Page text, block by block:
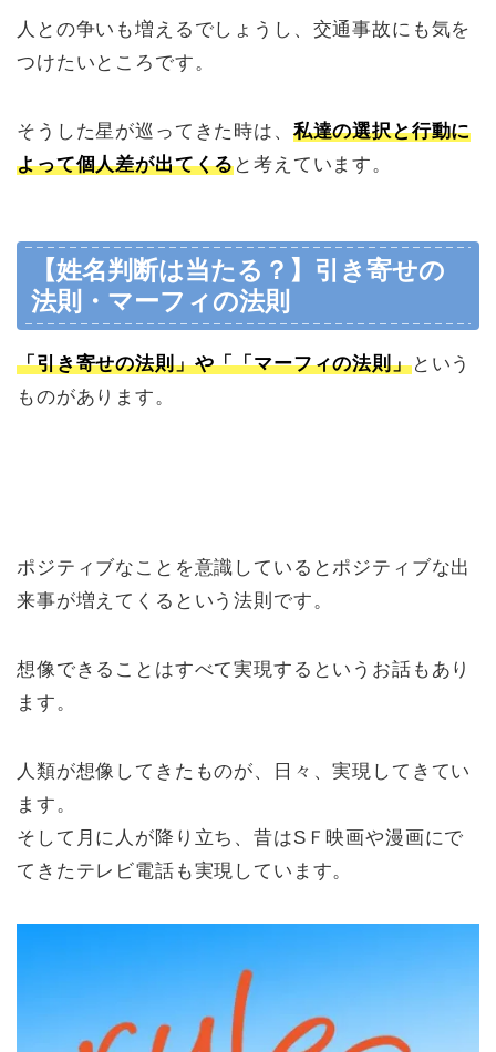
人との争いも増えるでしょうし、交通事故にも気を
つけたいところです。
そうした星が巡ってきた時は、 私達の選択と行動に
よって個人差が出てくると考えています。
【姓名判断は当たる？】引き寄せの
法則・マーフィの法則
「引き寄せの法則」や「「マーフィの法則」という
ものがあります。
ポジティブなことを意識しているとポジティブな出
来事が増えてくるという法則です。
想像できることはすべて実現するというお話もあり
ます。
人類が想像してきたものが、日々、実現してきてい
ます。
そして月に人が降り立ち、昔はSＦ映画や漫画にで
てきたテレビ電話も実現しています。